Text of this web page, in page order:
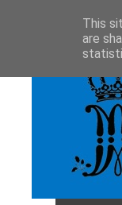
This
are